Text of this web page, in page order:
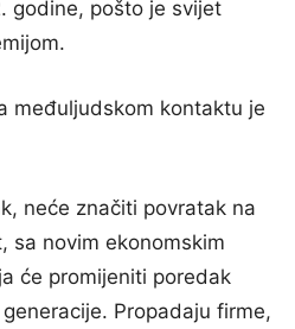
godine, pošto je svijet
međuljudskom kontaktu je
neće značiti povratak na
sa novim ekonomskim
će promijeniti poredak
Propadaju firme,